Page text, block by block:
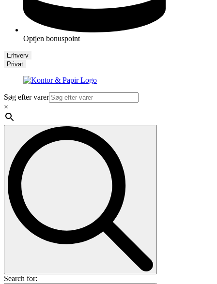
Optjen bonuspoint
Erhverv
Privat
Søg efter varer
×
Search for: